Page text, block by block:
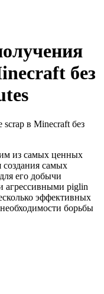
без
из самых ценных
создания самых
его добычи
агрессивными piglin
эффективных
борьбы